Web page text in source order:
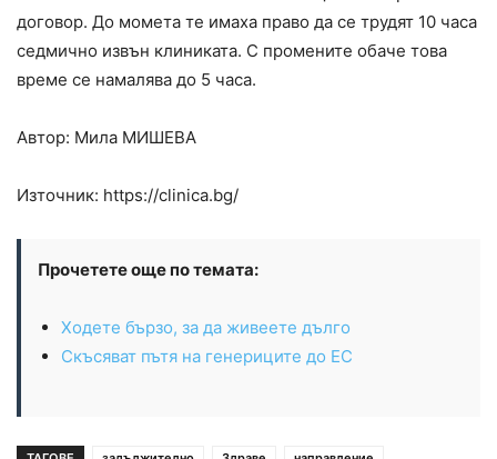
договор. До момета те имаха право да се трудят 10 часа
седмично извън клиниката. С промените обаче това
време се намалява до 5 часа.
Автор: Мила МИШЕВА
Източник: https://clinica.bg/
Прочетете още по темата:
Ходете бързо, за да живеете дълго
Скъсяват пътя на генериците до ЕС